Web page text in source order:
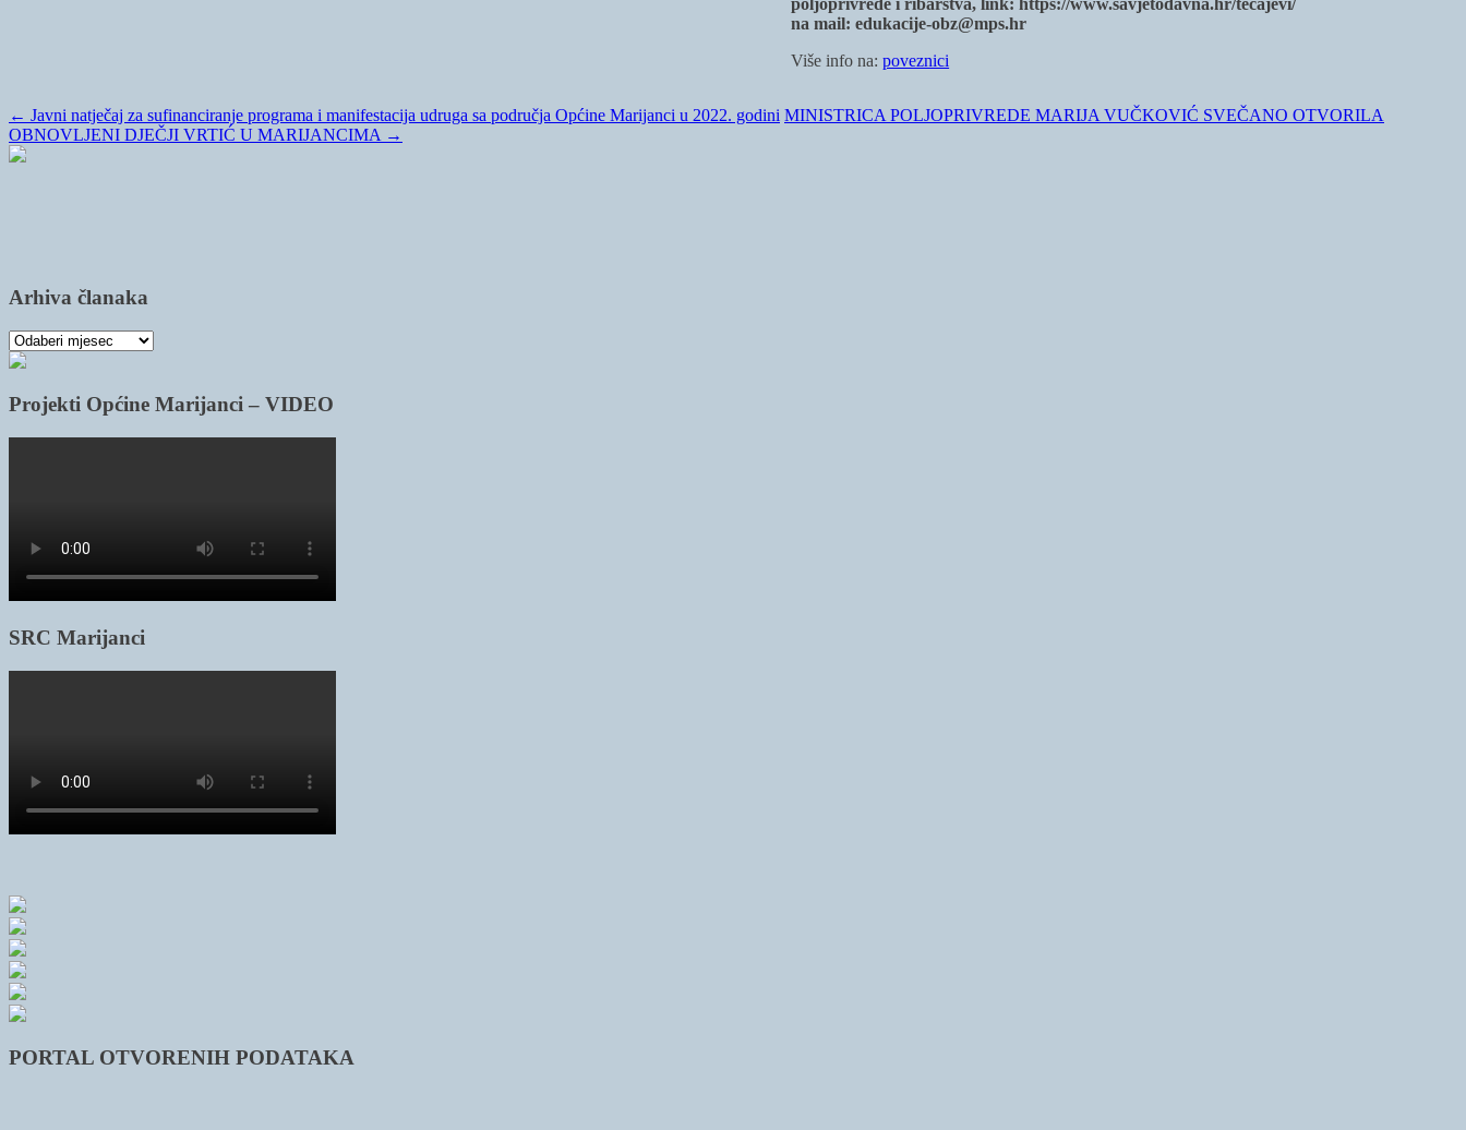
poljoprivrede i ribarstva, link: https://www.savjetodavna.hr/tecajevi/
na mail: edukacije-obz@mps.hr
Više info na:poveznici
← Javni natječaj za sufinanciranje programa i manifestacija udruga sa područja Općine Marijanci u 2022. godini MINISTRICA POLJOPRIVREDE MARIJA VUČKOVIĆ SVEČANO OTVORILA
OBNOVLJENI DJEČJI VRTIĆ U MARIJANCIMA →
Arhiva članaka
Arhiva
članaka
Projekti Općine Marijanci – VIDEO
SRC Marijanci
PORTAL OTVORENIH PODATAKA